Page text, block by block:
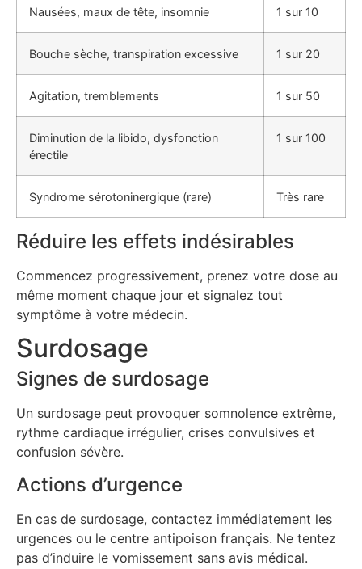
Nausées, maux de tête, insomnie 1 sur 10
Bouche sèche, transpiration excessive 1 sur 20
Agitation, tremblements 1 sur 50
Diminution de la libido, dysfonction
érectile
1 sur 100
Syndrome sérotoninergique (rare) Très rare
Réduire les effets indésirables
Commencez progressivement, prenez votre dose au
même moment chaque jour et signalez tout
symptôme à votre médecin.
Surdosage
Signes de surdosage
Un surdosage peut provoquer somnolence extrême,
rythme cardiaque irrégulier, crises convulsives et
confusion sévère.
Actions d’urgence
En cas de surdosage, contactez immédiatement les
urgences ou le centre antipoison français. Ne tentez
pas d’induire le vomissement sans avis médical.